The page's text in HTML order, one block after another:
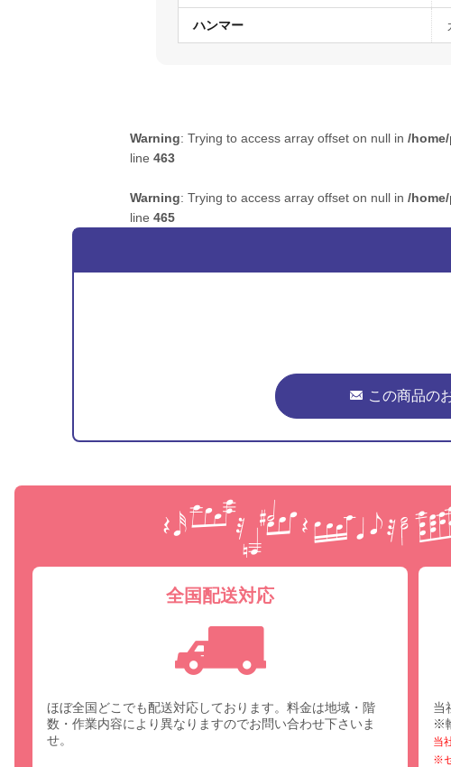
ハンマー
Warning: Trying to access array offset on null in /
line 463
Warning: Trying to access array offset on null in /
line 465
この商品の
全国配送対応
ほぼ全国どこでも配送対応しております。料金は地域・階
数・作業内容により異なりますのでお問い合わせ下さいま
せ。
当
※
当
※